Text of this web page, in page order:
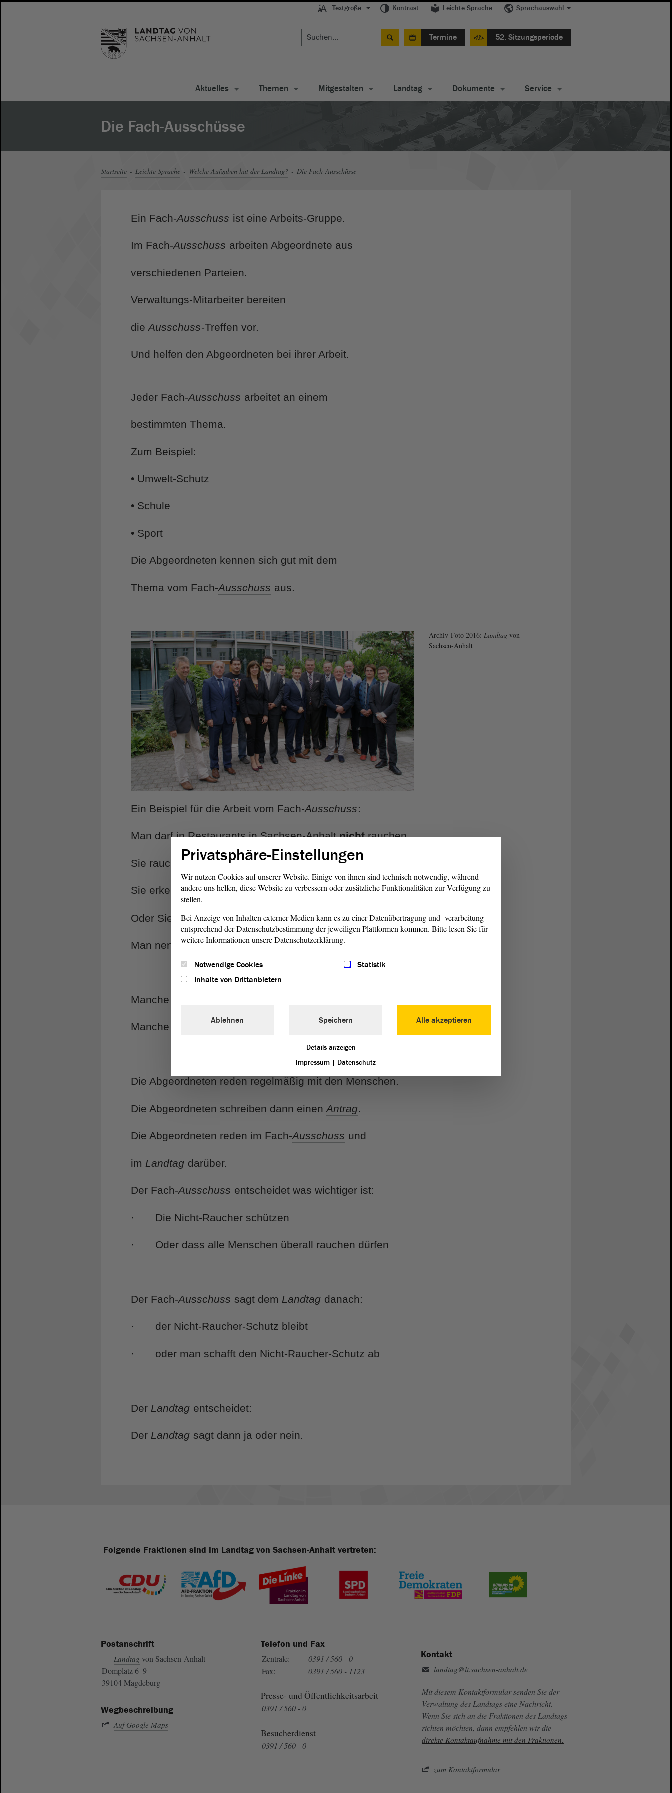
Textgröße Kontrast Leichte Sprache Sprachauswahl
Termine 52. Sitzungsperiode
Aktuelles Themen Mitgestalten Landtag Dokumente Service
Die Fach-Ausschüsse
Startseite Leichte Sprache Welche Aufgaben hat der Landtag? Die Fach-Ausschüsse
Ein Fach-Ausschuss ist eine Arbeits-Gruppe.
Im Fach-Ausschuss arbeiten Abgeordnete aus
verschiedenen Parteien.
Verwaltungs-Mitarbeiter bereiten
die Ausschuss-Treffen vor.
Und helfen den Abgeordneten bei ihrer Arbeit.
Jeder Fach-Ausschuss arbeitet an einem
bestimmten Thema.
Zum Beispiel:
• Umwelt-Schutz
• Schule
• Sport
Die Abgeordneten kennen sich gut mit dem
Thema vom Fach-Ausschuss aus.
Archiv-Foto 2016: Landtagvon
Sachsen-Anhalt
Ein Beispiel für die Arbeit vom Fach-Ausschuss:
Man darf in Restaurants in Sachsen-Anhaltnichtrauchen.
Sie rauchen nur in bestimmten Räumen.
Sie erkennen diese Räume durch ein Schild.
Oder Sie rauchen vor der Tür.
Man nennt das: Nicht-Raucher-Schutz.
Manche Menschen finden das schlecht.
Manche Menschen möchten überall rauchen.
Die Abgeordneten reden regelmäßig mit den Menschen.
Die Abgeordneten schreiben dann einen Antrag.
Die Abgeordneten reden im Fach-Ausschuss und
im Landtag darüber.
Der Fach-Ausschuss entscheidet was wichtiger ist:
· Die Nicht-Raucher schützen
· Oder dass alle Menschen überall rauchen dürfen
Der Fach-Ausschuss sagt dem Landtag danach:
· der Nicht-Raucher-Schutz bleibt
· oder man schafft den Nicht-Raucher-Schutz ab
Der Landtag entscheidet:
Der Landtag sagt dann ja oder nein.
Folgende Fraktionen sind im Landtag von Sachsen-Anhalt vertreten:
Postanschrift
Landtag von Sachsen-Anhalt
Domplatz 6–9
39104 Magdeburg
Wegbeschreibung
Auf Google Maps
Telefon und Fax
Zentrale:
0391 / 560 - 0
Fax:
0391 / 560 - 1123
Presse- und Öffentlichkeitsarbeit
0391 / 560 - 0
Besucherdienst
0391 / 560 - 0
Kontakt
landtag@lt.sachsen-anhalt.de
Mit diesem Kontaktformular senden Sie der
Verwaltung des Landtags eine Nachricht.
Wenn Sie sich an die Fraktionen des Landtags
richten möchten, dann empfehlen wir die
direkte Kontaktaufnahme mit den Fraktionen.
zum Kontaktformular
Privatsphäre-Einstellungen
Wir nutzen Cookies auf unserer Website. Einige von ihnen sind technisch notwendig, während
andere uns helfen, diese Website zu verbessern oder zusätzliche Funktionalitäten zur Verfügung zu
stellen.
Bei Anzeige von Inhalten externer Medien kann es zu einer Datenübertragung und -verarbeitung
entsprechend der Datenschutzbestimmung der jeweiligen Plattformen kommen. Bitte lesen Sie für
weitere Informationen unsere Datenschutzerklärung.
Notwendige Cookies
Statistik
Inhalte von Drittanbietern
Alle akzeptieren
Ablehnen Speichern
Details anzeigen
Impressum | Datenschutz